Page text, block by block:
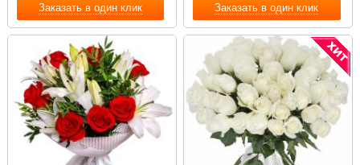
Заказать в один клик Заказать в один клик